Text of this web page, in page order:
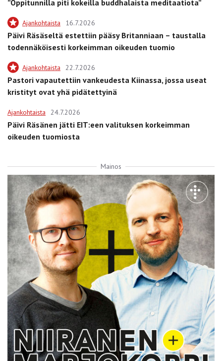
”Oppitunnilla piti kokeilla buddhalaista meditaatiota”
Ajankohtaista 16.7.2026
Päivi Räsäseltä estettiin pääsy Britanniaan – taustalla
todennäköisesti korkeimman oikeuden tuomio
Ajankohtaista 22.7.2026
Pastori vapautettiin vankeudesta Kiinassa, jossa useat
kristityt ovat yhä pidätettyinä
Ajankohtaista 24.7.2026
Päivi Räsänen jätti EIT:een valituksen korkeimman
oikeuden tuomiosta
Mainos